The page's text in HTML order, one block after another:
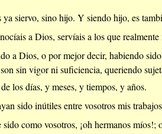
siervo, sino hijo. Y siendo hijo, es
a Dios, servíais a los que realmente
a Dios, o por mejor decir, habiendo
sin vigor ni suficiencia, queriendo
los días, y meses, y tiempos, y años.
sido inútiles entre vosotros mis
como vosotros, ¡oh hermanos